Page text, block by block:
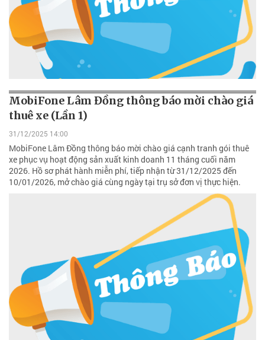
MobiFone Lâm Đồng thông báo mời chào giá
thuê xe (Lần 1)
31/12/2025 14:00
MobiFone Lâm Đồng thông báo mời chào giá cạnh tranh gói thuê
xe phục vụ hoạt động sản xuất kinh doanh 11 tháng cuối năm
2026. Hồ sơ phát hành miễn phí, tiếp nhận từ 31/12/2025 đến
10/01/2026, mở chào giá cùng ngày tại trụ sở đơn vị thực hiện.